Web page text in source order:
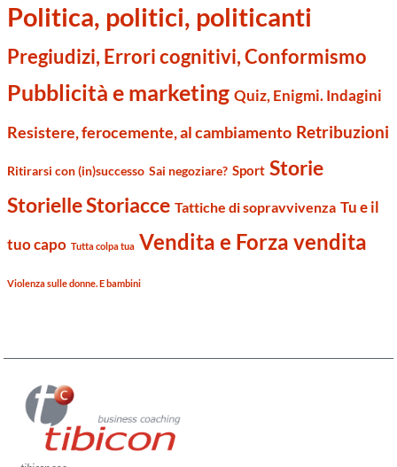
Politica, politici, politicanti
Pregiudizi, Errori cognitivi, Conformismo
Pubblicità e marketing Quiz, Enigmi. Indagini
Resistere, ferocemente, al cambiamento Retribuzioni
Ritirarsi con (in)successo Sai negoziare? Sport Storie
Storielle Storiacce Tattiche di sopravvivenza Tu e il
tuo capo Tutta colpa tua Vendita e Forza vendita
Violenza sulle donne. E bambini